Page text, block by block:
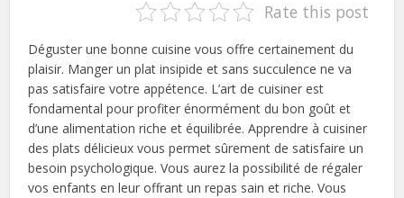
Rate this post
Déguster une bonne cuisine vous offre certainement du
plaisir. Manger un plat insipide et sans succulence ne va
pas satisfaire votre appétence. L’art de cuisiner est
fondamental pour profiter énormément du bon goût et
d’une alimentation riche et équilibrée. Apprendre à cuisiner
des plats délicieux vous permet sûrement de satisfaire un
besoin psychologique. Vous aurez la possibilité de régaler
vos enfants en leur offrant un repas sain et riche. Vous